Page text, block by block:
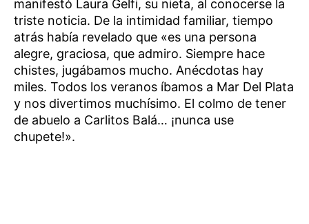
manifestó Laura Gelfi, su nieta, al conocerse la
triste noticia. De la intimidad familiar, tiempo
atrás había revelado que «es una persona
alegre, graciosa, que admiro. Siempre hace
chistes, jugábamos mucho. Anécdotas hay
miles. Todos los veranos íbamos a Mar Del Plata
y nos divertimos muchísimo. El colmo de tener
de abuelo a Carlitos Balá… ¡nunca use
chupete!».